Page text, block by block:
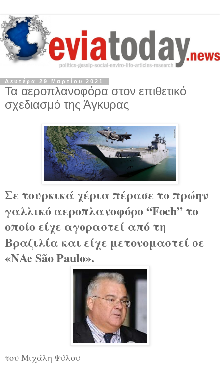
Δευτέρα 29 Μαρτίου 2021
Τα αεροπλανοφόρα στον επιθετικό
σχεδιασμό της Άγκυρας
Σε τουρκικά χέρια πέρασε το πρώην
γαλλικό αεροπλανοφόρο “Foch” το
οποίο είχε αγοραστεί από τη
Βραζιλία και είχε μετονομαστεί σε
«NAe São Paulo».
του Μιχάλη Ψύλου